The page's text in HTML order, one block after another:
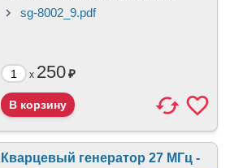
sg-8002_9.pdf
x 250₽
Кварцевый генератор 27 МГц -